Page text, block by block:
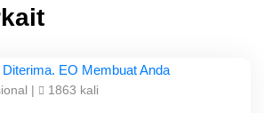
| 1863 kali